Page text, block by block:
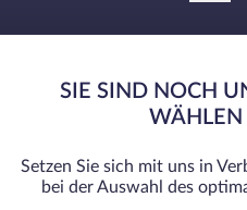
SIE SIND NOCH
WÄHLEN
Setzen Sie sich mit uns in
bei der Auswahl des